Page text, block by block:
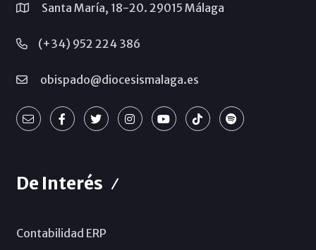
Santa María, 18-20. 29015 Málaga
(+34) 952 224 386
obispado@diocesismalaga.es
De Interés
Contabilidad ERP